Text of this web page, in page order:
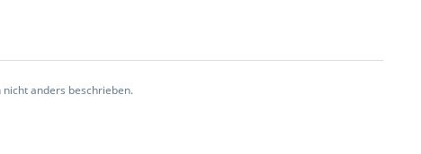
anders beschrieben.